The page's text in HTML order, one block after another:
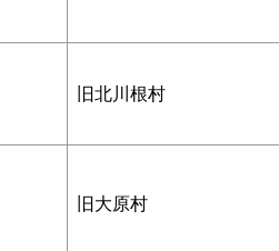
旧北川根村
旧大原村